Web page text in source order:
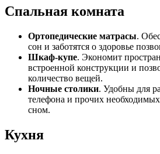
Спальная комната
Ортопедические матрасы.
сон и заботятся о здоровье
Шкаф-купе. Экономит
встроенной конструкции и
количество вещей.
Ночные столики. Удобны для
телефона и прочих необходимых
сном.
Кухня